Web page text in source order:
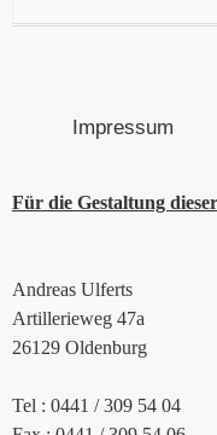
Impressum
Für die Gestaltung
Andreas Ulferts
Artillerieweg 47a
26129 Oldenburg
Tel : 0441 / 309 54 04